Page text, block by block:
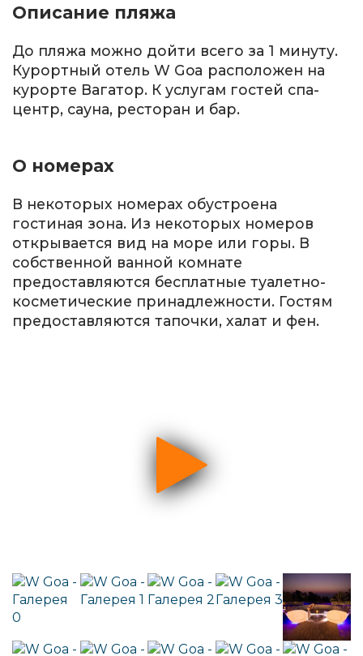
Описание пляжа
До пляжа можно дойти всего за 1 минуту.
Курортный отель W Goa расположен на
курорте Вагатор. К услугам гостей спа-
центр, сауна, ресторан и бар.
О номерах
В некоторых номерах обустроена
гостиная зона. Из некоторых номеров
открывается вид на море или горы. В
собственной ванной комнате
предоставляются бесплатные туалетно-
косметические принадлежности. Гостям
предоставляются тапочки, халат и фен.